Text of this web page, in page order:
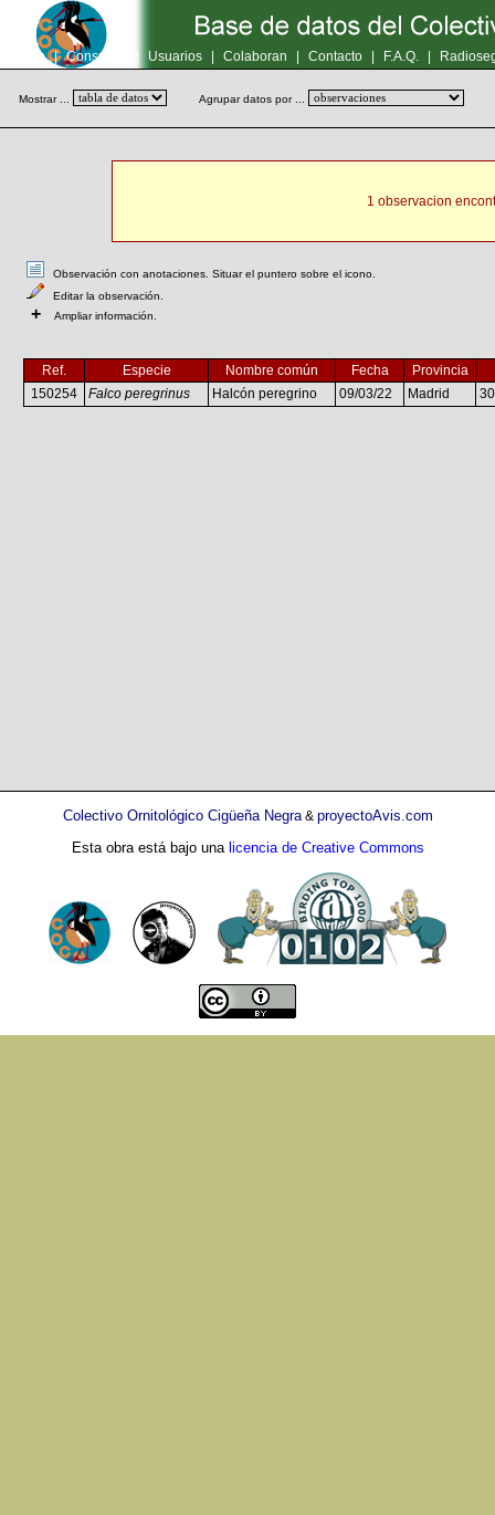
Inicio | Consultas Usuarios Colaboran Contacto F.A.Q.
Mostrar ... Agrupar datos por ...
1 observacion
Observación con anotaciones. Situar el puntero sobre el icono.
Editar la observación.
+ Ampliar información.
Ref. Especie Nombre común Fecha
Provincia
150254
Falco peregrinus Halcón peregrino 09/03/22 Madrid
Colectivo Ornitológico Cigüeña Negra& proyectoAvis.com
Esta obra está bajo una licencia de Creative Commons